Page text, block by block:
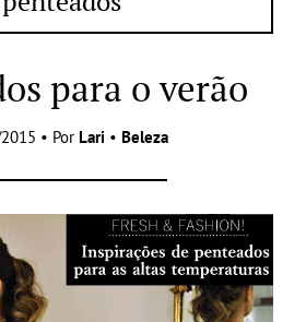
para o verão
• Por Lari • Beleza